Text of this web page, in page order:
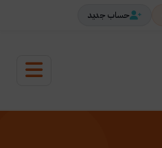
حساب جديد